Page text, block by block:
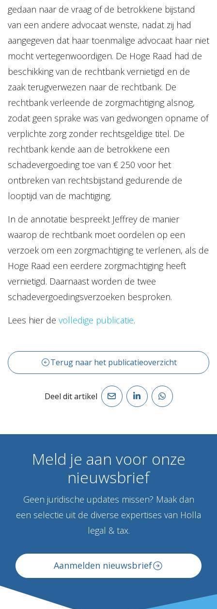
DE
gedaan naar de vraag of de betrokkene bijstand
van een andere advocaat wenste, nadat zij had
aangegeven dat haar toenmalige advocaat haar niet
mocht vertegenwoordigen. De Hoge Raad had de
beschikking van de rechtbank vernietigd en de
zaak terugverwezen naar de rechtbank. De
rechtbank verleende de zorgmachtiging alsnog,
zodat geen sprake was van gedwongen opname of
verplichte zorg zonder rechtsgeldige titel. De
rechtbank kende aan de betrokkene een
schadevergoeding toe van € 250 voor het
ontbreken van rechtsbijstand gedurende de
looptijd van de machtiging.
In de annotatie bespreekt Jeffrey de manier
waarop de rechtbank moet oordelen op een
verzoek om een zorgmachtiging te verlenen, als de
Hoge Raad een eerdere zorgmachtiging heeft
vernietigd. Daarnaast worden de twee
schadevergoedingsverzoeken besproken.
Lees hier de volledige publicatie.
Terug naar het publicatieoverzicht
Deel dit artikel
Meld je aan voor onze
nieuwsbrief
Geen juridische updates missen? Maak dan
een selectie uit de diverse expertises van Holla
legal & tax.
Aanmelden nieuwsbrief